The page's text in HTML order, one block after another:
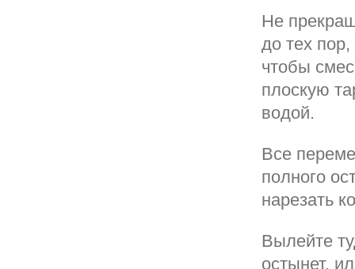
Не
до тех
чтобы
плоскую
водой.
Все
полного
нарезать
Вылейте
остынет,